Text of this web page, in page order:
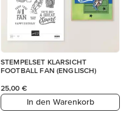
STEMPELSET KLARSICHT
FOOTBALL FAN (ENGLISCH)
25,00 €
In den Warenkorb